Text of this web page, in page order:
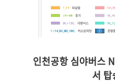
인천공항 심야버스
서